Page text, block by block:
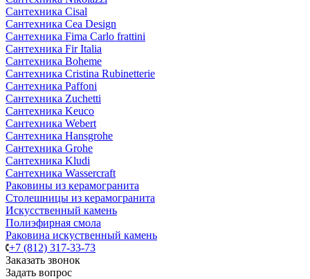
Сантехника Cisal
Сантехника Cea Design
Сантехника Fima Carlo frattini
Сантехника Fir Italia
Сантехника Boheme
Сантехника Cristina Rubinetterie
Сантехника Paffoni
Сантехника Zuchetti
Сантехника Keuco
Сантехника Webert
Сантехника Hansgrohe
Сантехника Grohe
Сантехника Kludi
Сантехника Wassercraft
Раковины из керамогранита
Столешницы из керамогранита
Искусственный камень
Полиэфирная смола
Раковина искуственный камень
+7 (812) 317-33-73
Заказать звонок
Задать вопрос